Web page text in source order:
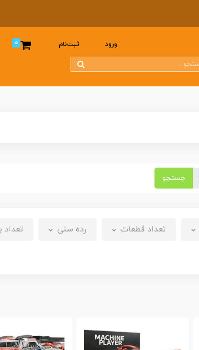
ورود ثبت‌نام 0
جستجو
تعداد قطعات رده سنی تعداد